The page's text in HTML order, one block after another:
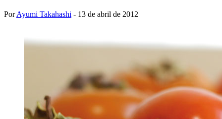
PorAyumi Takahashi - 13 de abril de 2012